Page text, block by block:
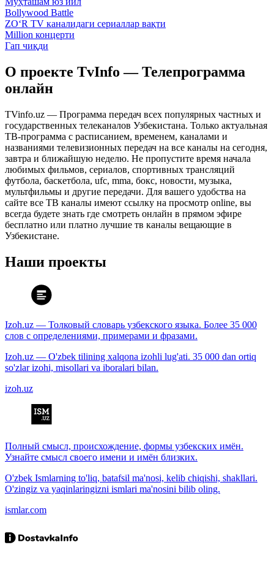
Bollywood Battle
ZO‘R TV каналидаги сериаллар вақти
Million концерти
Гап чиқди
О проекте TvInfo — Телепрограмма
онлайн
TVinfo.uz — Программа передач всех популярных частных и
государственных телеканалов Узбекистана. Только актуальная
ТВ-программа с расписанием, временем, каналами и
названиями телевизионных передач на все каналы на сегодня,
завтра и ближайшую неделю. Не пропустите время начала
любимых фильмов, сериалов, спортивных трансляций
футбола, баскетбола, ufc, mma, бокс, новости, музыка,
мультфильмы и другие передачи. Для вашего удобства на
сайте все ТВ каналы имеют ссылку на просмотр online, вы
всегда будете знать где смотреть онлайн в прямом эфире
бесплатно или платно лучшие тв каналы вещающие в
Узбекистане.
Наши проекты
Izoh.uz — Толковый словарь узбекского языка. Более 35 000
слов с определениями, примерами и фразами.
Izoh.uz — O'zbek tilining xalqona izohli lug'ati. 35 000 dan ortiq
so'zlar izohi, misollari va iboralari bilan.
izoh.uz
Полный смысл, происхождение, формы узбекских имён.
Узнайте смысл своего имени и имён близких.
O'zbek Ismlarning to'liq, batafsil ma'nosi, kelib chiqishi, shakllari.
O'zingiz va yaqinlaringizni ismlari ma'nosini bilib oling.
ismlar.com